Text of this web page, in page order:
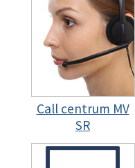
Call centrum MV
SR